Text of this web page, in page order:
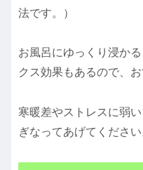
法です。）
お風呂にゆっくり浸か
クス効果もあるので、お
寒暖差やストレスに弱
ぎなってあげてください